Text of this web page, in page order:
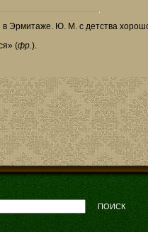
в Эрмитаже. Ю. М. с детства
(фр.).
ПОИСК